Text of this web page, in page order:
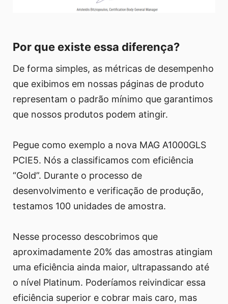
Por que existe essa diferença?
De forma simples, as métricas de desempenho
que exibimos em nossas páginas de produto
representam o padrão mínimo que garantimos
que nossos produtos podem atingir.
Pegue como exemplo a nova MAG A1000GLS
PCIE5. Nós a classificamos com eficiência
“Gold”. Durante o processo de
desenvolvimento e verificação de produção,
testamos 100 unidades de amostra.
Nesse processo descobrimos que
aproximadamente 20% das amostras atingiam
uma eficiência ainda maior, ultrapassando até
o nível Platinum. Poderíamos reivindicar essa
eficiência superior e cobrar mais caro, mas